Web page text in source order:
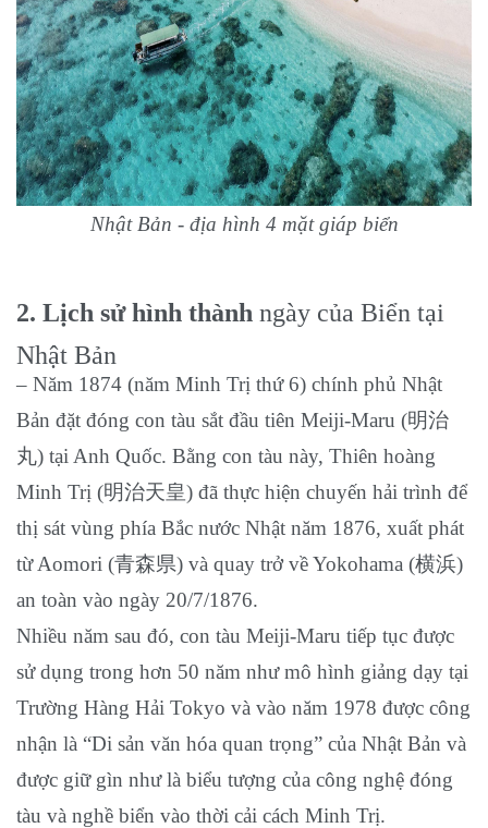
Nhật Bản - địa hình 4 mặt giáp biển
2. Lịch sử hình thành ngày của Biển tại
Nhật Bản
– Năm 1874 (năm Minh Trị thứ 6) chính phủ Nhật
Bản đặt đóng con tàu sắt đầu tiên Meiji-Maru (明治
丸) tại Anh Quốc. Bằng con tàu này, Thiên hoàng
Minh Trị (明治天皇) đã thực hiện chuyến hải trình để
thị sát vùng phía Bắc nước Nhật năm 1876, xuất phát
từ Aomori (青森県) và quay trở về Yokohama (横浜)
an toàn vào ngày 20/7/1876.
Nhiều năm sau đó, con tàu Meiji-Maru tiếp tục được
sử dụng trong hơn 50 năm như mô hình giảng dạy tại
Trường Hàng Hải Tokyo và vào năm 1978 được công
nhận là “Di sản văn hóa quan trọng” của Nhật Bản và
được giữ gìn như là biểu tượng của công nghệ đóng
tàu và nghề biển vào thời cải cách Minh Trị.